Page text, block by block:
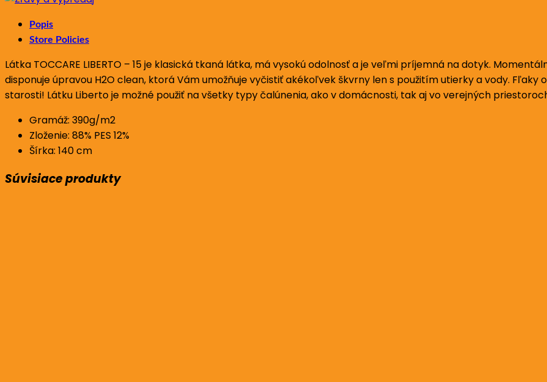
Popis
Store Policies
Látka TOCCARE LIBERTO – 15 je klasická tkaná látka, má vysokú odolnosť a je veľmi príjemná na dotyk.
disponuje úpravou H2O clean, ktorá Vám umožňuje vyčistiť akékoľvek škvrny len s použitím utierky a vody. Fľaky
starosti! Látku Liberto je možné použiť na všetky typy čalúnenia, ako v domácnosti, tak aj vo verejných
Gramáž: 390g/m2
Zloženie: 88% PES 12%
Šírka: 140 cm
Súvisiace produkty